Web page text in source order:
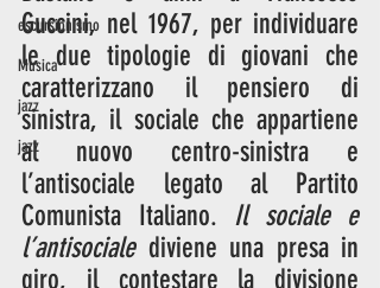
escursionismo
Musica
jazz
jazz
Guccini, nel 1967, per individuare
le due tipologie di giovani che
caratterizzano il pensiero di
sinistra, il sociale che appartiene
al nuovo centro-sinistra e
l’antisociale legato al Partito
Comunista Italiano. Il sociale e
l’antisociale diviene una presa in
giro, il contestare la divisione